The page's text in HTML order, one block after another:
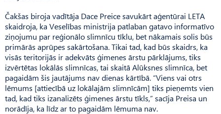
Čakšas biroja vadītāja Dace Preice savukārt aģentūrai LETA
skaidroja, ka Veselības ministrija patlaban gatavo informatīvo
ziņojumu par reģionālo slimnīcu tīklu, bet nākamais solis būs
primārās aprūpes sakārtošana. Tikai tad, kad būs skaidrs, ka
visās teritorijās ir adekvāts ģimenes ārstu pārklājums, tiks
izvērtētas lokālās slimnīcas, tai skaitā Alūksnes slimnīca, bet
pagaidām šis jautājums nav dienas kārtībā. “Viens vai otrs
lēmums [attiecībā uz lokālajām slimnīcām] tiks pieņemts vien
tad, kad tiks izanalizēts ģimenes ārstu tīkls,” sacīja Preisa un
norādīja, ka līdz ar to pagaidām lēmuma nav.